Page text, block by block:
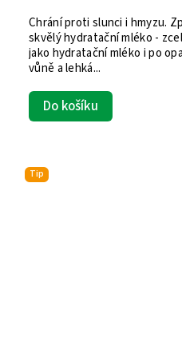
Do košíku
Chrání proti slunci i hmyzu.
skvělý hydratační mléko - zcela
jako hydratační mléko i po
vůně a lehká...
Tip